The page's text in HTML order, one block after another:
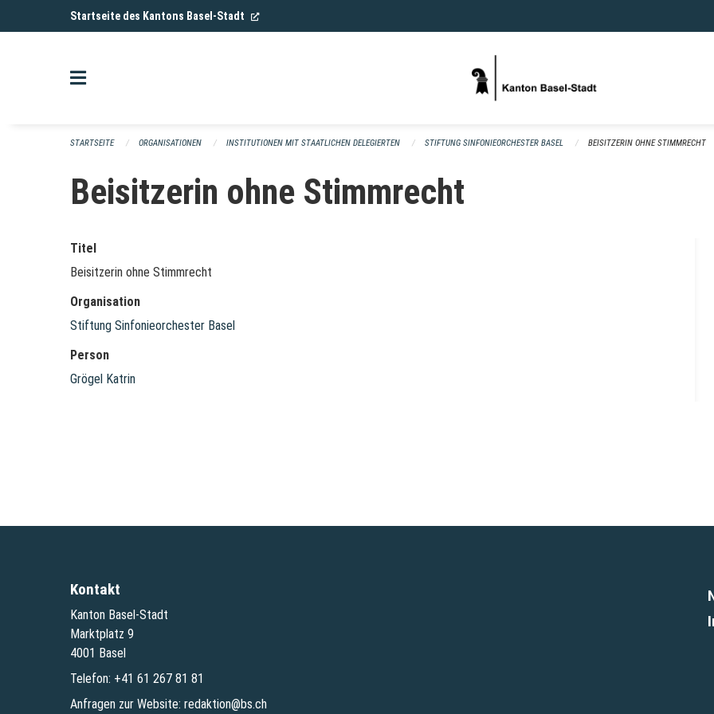
Navigation überspringenStartseite des Kantons Basel-Stadt (External Link)
STARTSEITE ORGANISATIONEN INSTITUTIONEN MIT STAATLICHEN DELEGIERTEN STIFTUNG SINFONIEORCHESTER BASEL BEISITZERIN OHNE STIMMRECHT
Beisitzerin ohne Stimmrecht
Titel
Beisitzerin ohne Stimmrecht
Organisation
Stiftung Sinfonieorchester Basel
Person
Grögel Katrin
Kontakt
Kanton Basel-Stadt
Marktplatz 9
4001 Basel
Telefon: +41 61 267 81 81
Anfragen zur Website: redaktion@bs.ch